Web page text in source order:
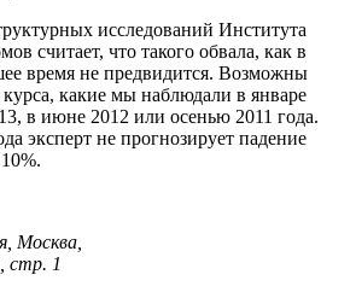
исследований Института
считает, что такого обвала, как в
время не предвидится. Возможны
курса, какие мы наблюдали в январе
в июне 2012 или осенью 2011 года.
эксперт не прогнозирует падение
Москва,
стр. 1